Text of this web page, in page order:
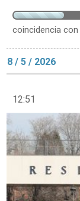
coincidencia con
8 / 5 / 2026
12:51